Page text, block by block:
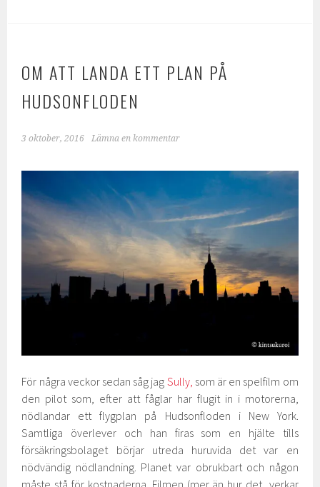
OM ATT LANDA ETT PLAN PÅ
HUDSONFLODEN
3 oktober, 2016 Lämna en kommentar
För några veckor sedan såg jag Sully, som är en spelfilm om
den pilot som, efter att fåglar har flugit in i motorerna,
nödlandar ett flygplan på Hudsonfloden i New York.
Samtliga överlever och han firas som en hjälte tills
försäkringsbolaget börjar utreda huruvida det var en
nödvändig nödlandning. Planet var obrukbart och någon
måste stå för kostnaderna. Filmen (mer än hur det verkar